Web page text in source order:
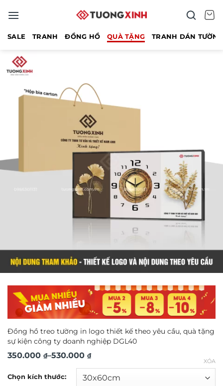
qua
SALE TRANH ĐỒNG HỒ QUÀ TẶNG TRANH DÁN
Đồng hồ treo tường in logo thiết kế theo yêu cầu, quà tặng
sự kiện công ty doanh nghiệp DGL40
350.000 ₫–530.000 ₫
Khoảng
Chọn kích thước:
XÓA